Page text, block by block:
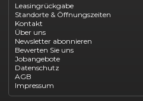
Opel Astra leasen
Opel Mokka kaufen
Opel Grandland finanzieren
Opel Vivaro Gewerbeleasing
Fiat 500 finanzieren
Fiat Panda leasen
Dacia Duster finanzieren
Dacia Sandero kaufen
Dacia Jogger leasen
Jeep Compass leasen
Jeep Renegade finanzieren
Leasingrückgabe
Standorte & Öffnungszeiten
Kontakt
Über uns
Newsletter abonnieren
Bewerten Sie uns
Jobangebote
Datenschutz
AGB
Impressum